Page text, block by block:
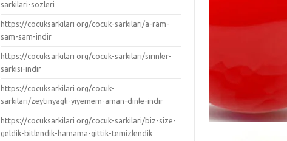
sarkilari-sozleri
https://cocuksarkilari org/cocuk-sarkilari/a-ram-
sam-sam-indir
https://cocuksarkilari org/cocuk-sarkilari/sirinler-
sarkisi-indir
https://cocuksarkilari org/cocuk-
sarkilari/zeytinyagli-yiyemem-aman-dinle-indir
https://cocuksarkilari org/cocuk-sarkilari/biz-size-
geldik-bitlendik-hamama-gittik-temizlendik